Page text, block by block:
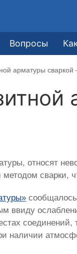
Вопросы
арматуры сваркой
относят
ввиду
наличии